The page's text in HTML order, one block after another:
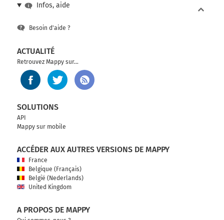
Infos, aide
Besoin d'aide ?
ACTUALITÉ
Retrouvez Mappy sur...
SOLUTIONS
API
Mappy sur mobile
ACCÉDER AUX AUTRES VERSIONS DE MAPPY
France
Belgique (Français)
België (Nederlands)
United Kingdom
A PROPOS DE MAPPY